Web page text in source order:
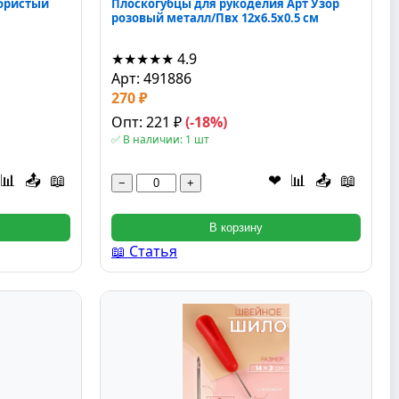
📊 📤 📖
Плоскогубцы для рукоделия Арт Узор
розовый металл/Пвх 12x6.5x0.5 см
★★★★★ 4.9
Арт: 491886
270 ₽
Опт: 221 ₽(-18%)
✅ В наличии: 1 шт
− + ❤ 📊 📤 📖
В корзину
📖 Статья